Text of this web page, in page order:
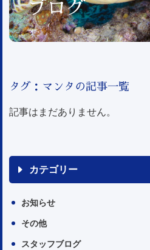
ブログ
タグ：マンタの記事一覧
記事はまだありません。
カテゴリー
お知らせ
その他
スタッフブログ